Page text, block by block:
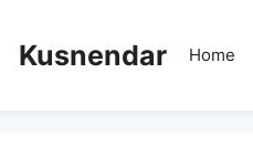
Kusnendar Home